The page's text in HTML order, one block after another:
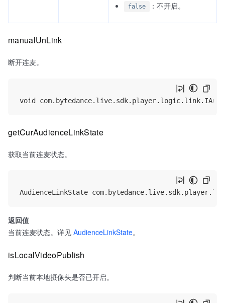
false ：不开启。
manualUnLink
断开连麦。
getCurAudienceLinkState
获取当前连麦状态。
返回值
当前连麦状态。详见 AudienceLinkState。
isLocalVideoPublish
判断当前本地摄像头是否已开启。